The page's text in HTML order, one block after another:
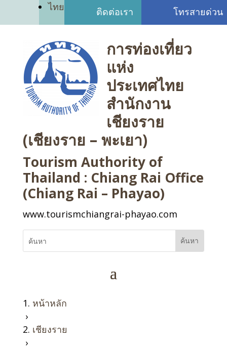
ไทย ติดต่อเรา โทรสายด่วน
การท่องเที่ยว
แห่ง
ประเทศไทย
สำนักงาน
เชียงราย
(เชียงราย – พะเยา)
Tourism Authority of
Thailand : Chiang Rai Office
(Chiang Rai – Phayao)
www.tourismchiangrai-phayao.com
หน้าหลัก
›
เชียงราย
›